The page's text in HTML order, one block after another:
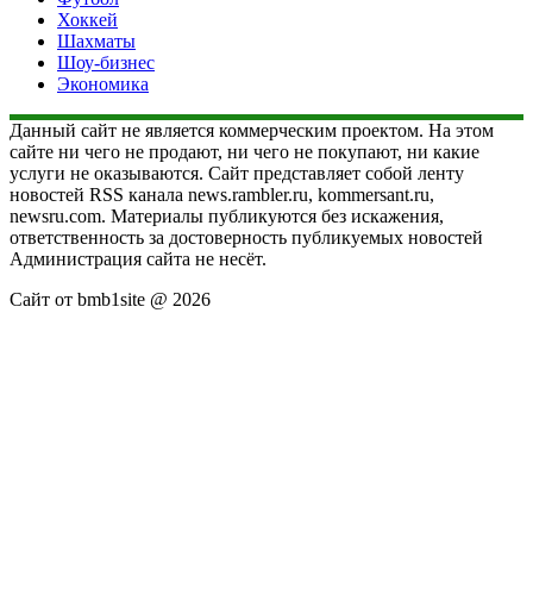
Хоккей
Шахматы
Шоу-бизнес
Экономика
Данный сайт не является коммерческим проектом. На этом
сайте ни чего не продают, ни чего не покупают, ни какие
услуги не оказываются. Сайт представляет собой ленту
новостей RSS канала news.rambler.ru, kommersant.ru,
newsru.com. Материалы публикуются без искажения,
ответственность за достоверность публикуемых новостей
Администрация сайта не несёт.
Сайт от bmb1site @ 2026